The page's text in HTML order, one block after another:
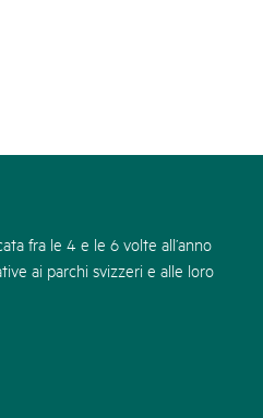
fra le 4 e le 6 volte all’anno
ai parchi svizzeri e alle loro